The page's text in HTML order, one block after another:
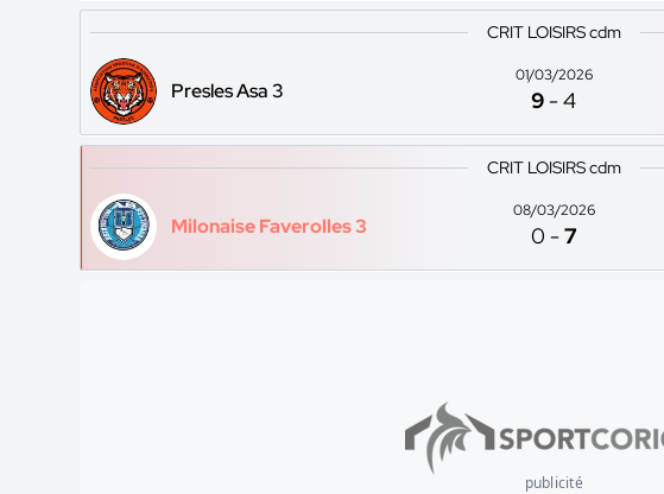
CRIT LOISIRS cdm
Presles Asa 3
01/03/2026
9 -4
CRIT LOISIRS cdm
Milonaise Faverolles 3
08/03/2026
0 -7
publicité